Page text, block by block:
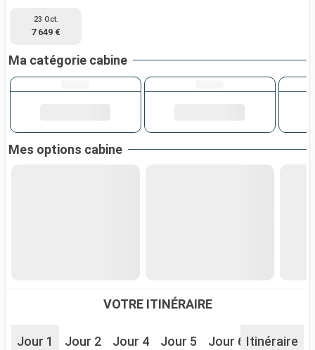
23 Oct.
7 649 €
Ma catégorie cabine
Mes options cabine
VOTRE ITINÉRAIRE
Jour 1 Jour 2 Jour 4 Jour 5 Jour 6 Jour 7
Itinéraire